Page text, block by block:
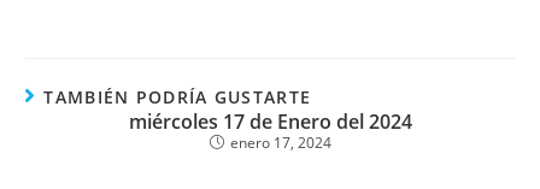
TAMBIÉN PODRÍA GUSTARTE
miércoles 17 de Enero del 2024
enero 17, 2024